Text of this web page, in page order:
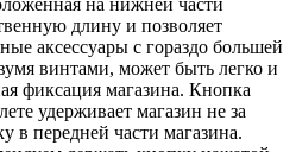
на нижней части
длину и позволяет
аксессуары с гораздо большей
винтами, может быть легко и
фиксация магазина. Кнопка
удерживает магазин не за
в передней части магазина.